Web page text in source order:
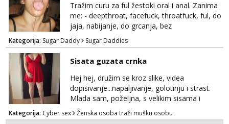
Tražim curu za ful žestoki oral i anal. Zanima
me: - deepthroat, facefuck, throatfuck, ful, do
jaja, nabijanje, do grcanja, bez
ograničavanja... - fisting (ili big insertions),
gaping, DAP/TAP, prolapse, sirenje... Ako
možeš nešto od toga i spremna si, javi se.
Nagrada po želji (od 500€ naviše, ovisi o
tome sto možeš)
Kategorija: Sugar Daddy Sugar Daddies
Sisata guzata crnka
Hej hej, družim se kroz slike, videa
dopisivanje...napaljivanje, golotinju i strast.
Mlada sam, poželjna, s velikim sisama i
guzom. 😉 Kontakt: Telegram: nebojezuto
Google chat/Gmail smmaprivatni@gmail.com
Kategorija: Cyber sex Ženska osoba traži mušku osobu